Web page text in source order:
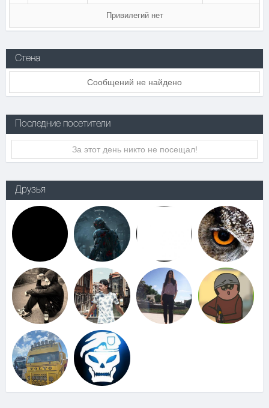
Привилегий нет
Стена
Сообщений не найдено
Последние посетители
За этот день никто не посещал!
Друзья